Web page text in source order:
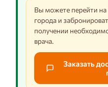
Вы можете перейти
города и
получении
врача.
Заказать